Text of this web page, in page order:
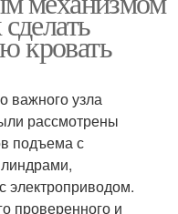
кровать
важного узла
рассмотрены
подъема с
электроприводом.
проверенного и